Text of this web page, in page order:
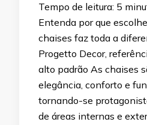
Tempo de leitura: 5
Entenda por que
chaises faz toda a
Progetto Decor,
alto padrão As chaises
elegância, conforto e
tornando-se
de áreas internas e